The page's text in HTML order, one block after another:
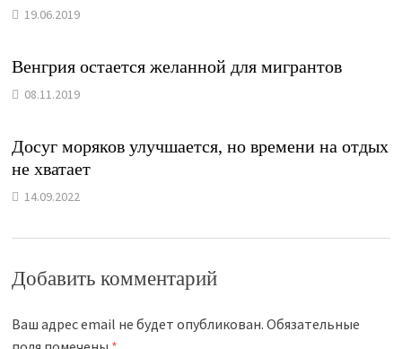
19.06.2019
Венгрия остается желанной для мигрантов
08.11.2019
Досуг моряков улучшается, но времени на отдых
не хватает
14.09.2022
Добавить комментарий
Ваш адрес email не будет опубликован. Обязательные